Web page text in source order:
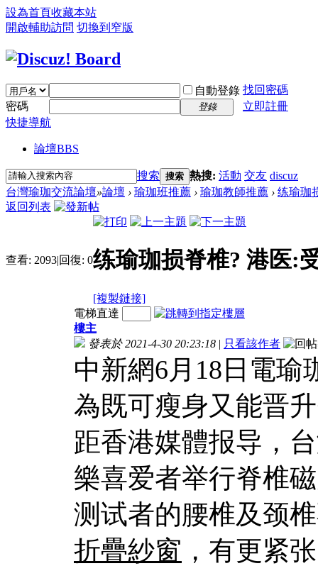
設為首頁收藏本站
開啟輔助訪問 切換到窄版
自動登錄 找回密碼
密碼
登錄
立即註冊
快捷導航
論壇BBS
搜索 搜索 熱搜: 活動 交友 discuz
台灣瑜珈交流論壇»論壇 › 瑜珈班推薦 › 瑜珈教師推薦 › 练瑜珈
返回列表
查看: 2093|回復: 0练瑜珈损脊椎? 港医:
[複製鏈接]
電梯直達
樓主
發表於 2021-4-30 20:23:18 | 只看該作者
中新網6月18日電瑜
為既可瘦身又能晋
距香港媒體报导，
樂喜爱者举行脊椎
测试者的腰椎及颈
折疊紗窗 ，有更紧